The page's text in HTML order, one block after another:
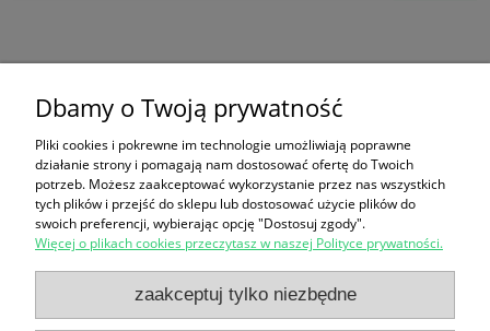
Ten produkt jest niedostępny.
Zakupy
Pomoc
Moje konto
Informacje
Dbamy o Twoją prywatność
Pliki cookies i pokrewne im technologie umożliwiają poprawne
działanie strony i pomagają nam dostosować ofertę do Twoich
potrzeb. Możesz zaakceptować wykorzystanie przez nas wszystkich
tych plików i przejść do sklepu lub dostosować użycie plików do
swoich preferencji, wybierając opcję "Dostosuj zgody".
Więcej o plikach cookies przeczytasz w naszej Polityce prywatności.
zaakceptuj tylko niezbędne